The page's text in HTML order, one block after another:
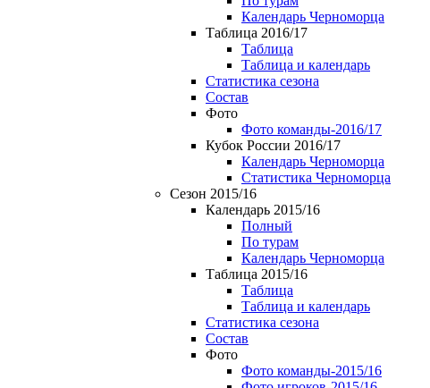
Календарь Черноморца
Таблица 2016/17
Таблица
Таблица и календарь
Статистика сезона
Состав
Фото
Фото команды-2016/17
Кубок России 2016/17
Календарь Черноморца
Статистика Черноморца
Сезон 2015/16
Календарь 2015/16
Полный
По турам
Календарь Черноморца
Таблица 2015/16
Таблица
Таблица и календарь
Статистика сезона
Состав
Фото
Фото команды-2015/16